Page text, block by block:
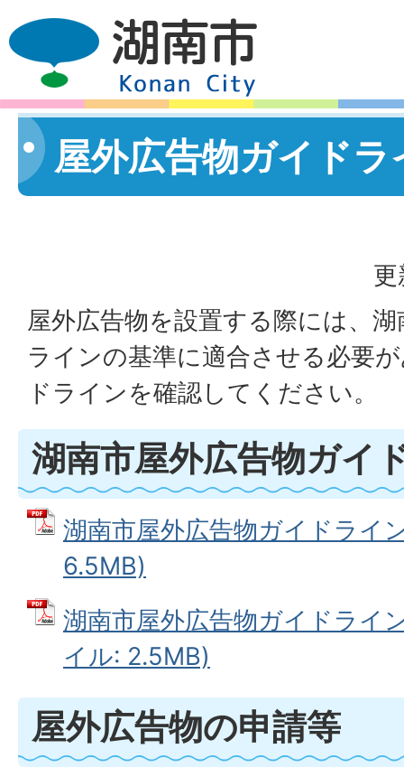
屋外広告物ガイドラ
屋外広告物を設置する際には、
ラインの基準に適合させる必要
ドラインを確認してください。
湖南市屋外広告物ガイ
湖南市屋外広告物ガイドライ
6.5MB)
湖南市屋外広告物ガイドライ
イル: 2.5MB)
屋外広告物の申請等